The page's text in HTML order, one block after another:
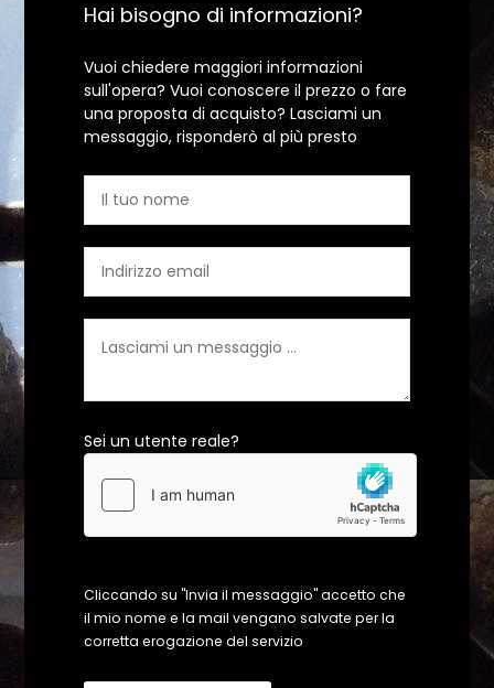
Hai bisogno di informazioni?
Vuoi chiedere maggiori informazioni
sull'opera? Vuoi conoscere il prezzo o fare
una proposta di acquisto? Lasciami un
messaggio, risponderò al più presto
Sei un utente reale?
Cliccando su "Invia il messaggio" accetto che
il mio nome e la mail vengano salvate per la
corretta erogazione del servizio